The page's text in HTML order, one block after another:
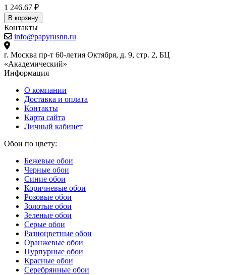
1 246.67 ₽
В корзину
Контакты
info@papyrusnn.ru
г. Москва пр-т 60-летия Октября, д. 9, стр. 2, БЦ
«Академический»
Информация
О компании
Доставка и оплата
Контакты
Карта сайта
Личный кабинет
Обои по цвету:
Бежевые обои
Черные обои
Синие обои
Коричневые обои
Розовые обои
Золотые обои
Зеленые обои
Серые обои
Разноцветные обои
Оранжевые обои
Пурпурные обои
Красные обои
Серебрянные обои